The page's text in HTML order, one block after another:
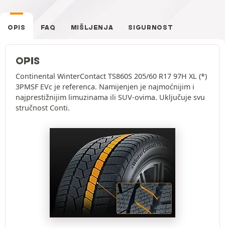
OPIS FAQ MIŠLJENJA SIGURNOST
OPIS
Continental WinterContact TS860S 205/60 R17 97H XL (*)
3PMSF EVc je referenca. Namijenjen je najmoćnijim i
najprestižnijim limuzinama ili SUV-ovima. Uključuje svu
stručnost Conti.